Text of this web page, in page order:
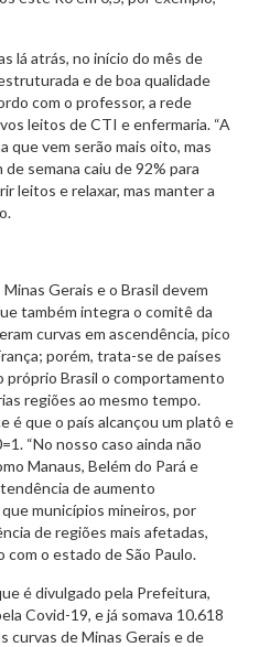
lá atrás, no início do mês de
e de boa qualidade
com o professor, a rede
leitos de CTI e enfermaria. “A
que vem serão mais oito, mas
semana caiu de 92% para
leitos e relaxar, mas manter a
Gerais e o Brasil devem
também integra o comitê da
curvas em ascendência, pico
porém, trata-se de países
próprio Brasil o comportamento
regiões ao mesmo tempo.
é que o país alcançou um platô e
“No nosso caso ainda não
Manaus, Belém do Pará e
de aumento
municípios mineiros, por
de regiões mais afetadas,
com o estado de São Paulo.
é divulgado pela Prefeitura,
Covid-19, e já somava 10.618
curvas de Minas Gerais e de